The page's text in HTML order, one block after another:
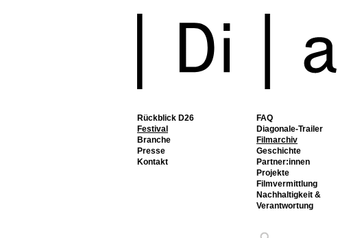
Rückblick D26
Festival
FAQ
Diagonale-Trailer
Filmarchiv
Geschichte
Partner:innen
Projekte
Filmvermittlung
Nachhaltigkeit &
Verantwortung
Branche
Presse
Kontakt